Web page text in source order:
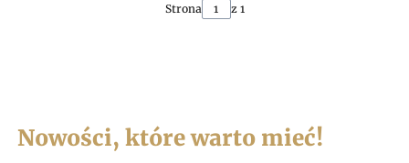
Strona z 1
Nowości, które warto mieć!